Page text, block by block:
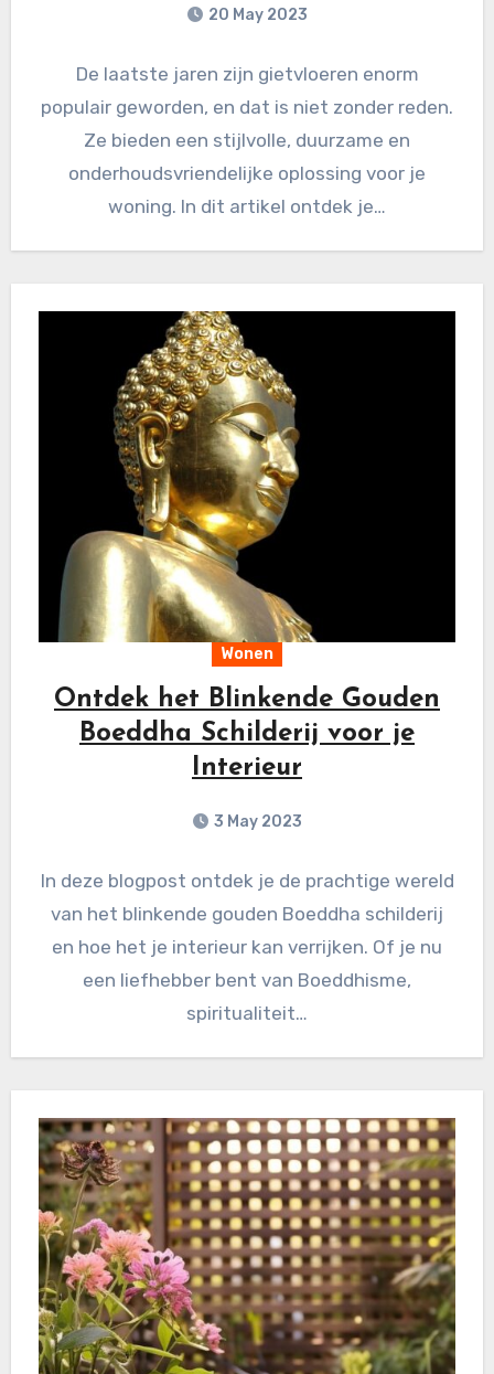
20 May 2023
De laatste jaren zijn gietvloeren enorm
populair geworden, en dat is niet zonder reden.
Ze bieden een stijlvolle, duurzame en
onderhoudsvriendelijke oplossing voor je
woning. In dit artikel ontdek je…
Wonen
Ontdek het Blinkende Gouden
Boeddha Schilderij voor je
Interieur
3 May 2023
In deze blogpost ontdek je de prachtige wereld
van het blinkende gouden Boeddha schilderij
en hoe het je interieur kan verrijken. Of je nu
een liefhebber bent van Boeddhisme,
spiritualiteit…